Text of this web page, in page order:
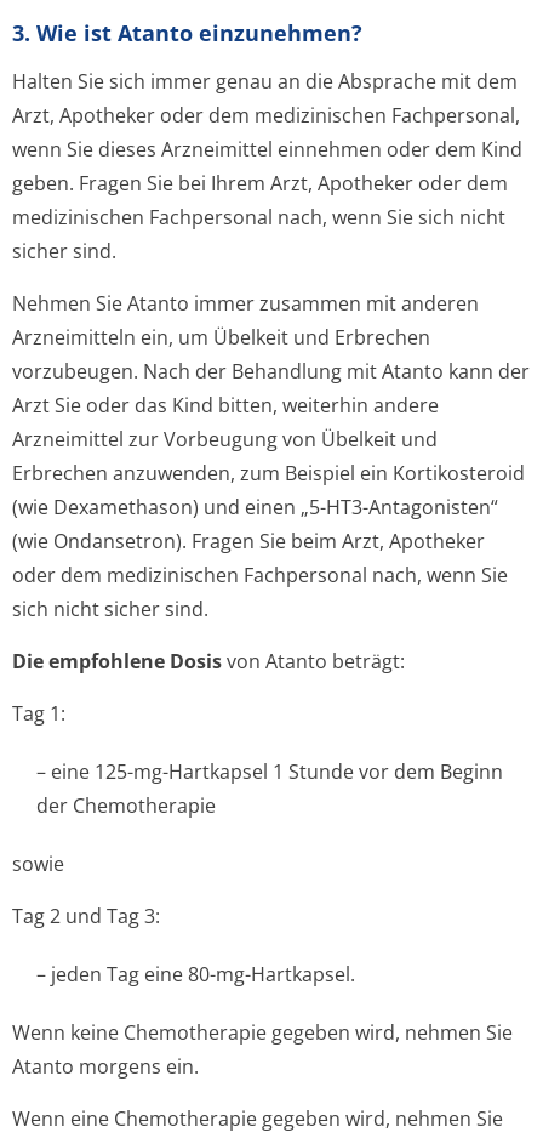
3. Wie ist Atanto einzunehmen?
Halten Sie sich immer genau an die Absprache mit dem
Arzt, Apotheker oder dem medizinischen Fachpersonal,
wenn Sie dieses Arzneimittel einnehmen oder dem Kind
geben. Fragen Sie bei Ihrem Arzt, Apotheker oder dem
medizinischen Fachpersonal nach, wenn Sie sich nicht
sicher sind.
Nehmen Sie Atanto immer zusammen mit anderen
Arzneimitteln ein, um Übelkeit und Erbrechen
vorzubeugen. Nach der Behandlung mit Atanto kann der
Arzt Sie oder das Kind bitten, weiterhin andere
Arzneimittel zur Vorbeugung von Übelkeit und
Erbrechen anzuwenden, zum Beispiel ein Kortikosteroid
(wie Dexamethason) und einen „5-HT3-Antagonisten“
(wie Ondansetron). Fragen Sie beim Arzt, Apotheker
oder dem medizinischen Fachpersonal nach, wenn Sie
sich nicht sicher sind.
Die empfohlene Dosisvon Atanto beträgt:
Tag 1:
– eine 125-mg-Hartkapsel 1 Stunde vor dem Beginn
der Chemotherapie
sowie
Tag 2 und Tag 3:
– jeden Tag eine 80-mg-Hartkapsel.
Wenn keine Chemotherapie gegeben wird, nehmen Sie
Atanto morgens ein.
Wenn eine Chemotherapie gegeben wird, nehmen Sie